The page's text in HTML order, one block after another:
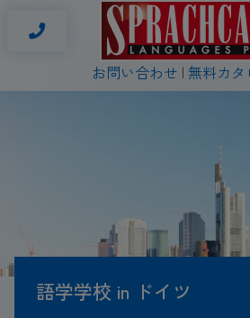
お問い合わせ 無料カタ
語学学校 in ドイツ